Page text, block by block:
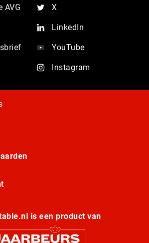
AVG X
LinkedIn
YouTube
Instagram
is een product van